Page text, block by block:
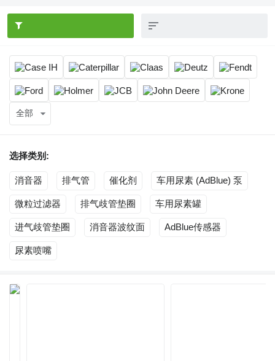
全部
选择类别:
消音器 排气管 催化剂 车用尿素 (AdBlue) 泵
微粒过滤器 排气歧管垫圈 车用尿素罐
进气歧管垫圈 消音器波纹面 AdBlue传感器
尿素喷嘴